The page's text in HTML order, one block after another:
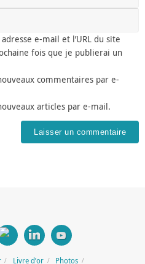
e-mail et l’URL du site
fois que je publierai un
commentaires par e-
articles par e-mail.
Livre d’or Photos